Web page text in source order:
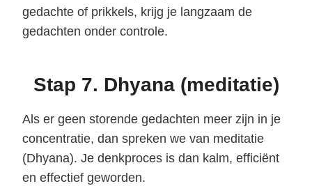
gedachte of prikkels, krijg je langzaam de
gedachten onder controle.
Stap 7. Dhyana (meditatie)
Als er geen storende gedachten meer zijn in je
concentratie, dan spreken we van meditatie
(Dhyana). Je denkproces is dan kalm, efficiënt
en effectief geworden.